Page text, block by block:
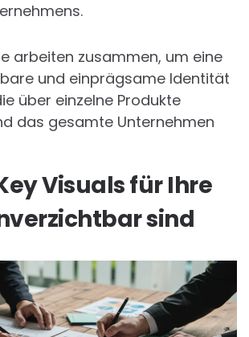
arbeiten zusammen, um eine
und einprägsame Identität
über einzelne Produkte
das gesamte Unternehmen
Visuals für Ihre
sind